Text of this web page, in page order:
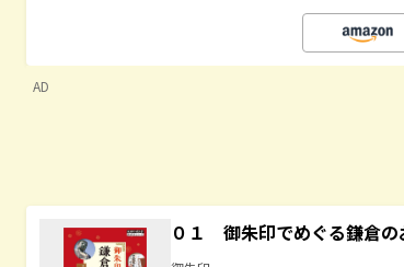
AD
０１ 御朱印でめぐる鎌倉